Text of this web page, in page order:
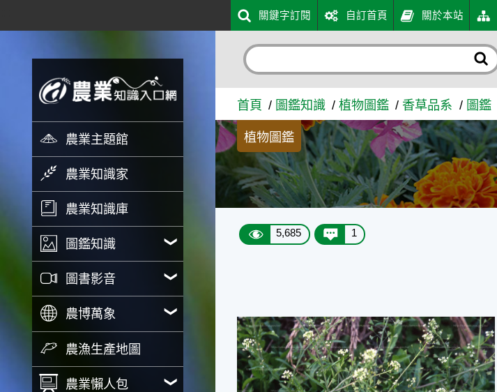
十字花科 - 農業知識入口網
農業主題館
農業知識家
農業知識庫
圖鑑知識
圖書影音
農博萬象
農漁生產地圖
農業懶人包
關鍵字訂閱 自訂首頁 關於本站
首頁 圖鑑知識 植物圖鑑 香草品系 圖鑑
植物圖鑑
5,685 1